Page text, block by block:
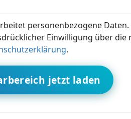
personenbezogene Daten.
Einwilligung über die
.
jetzt laden